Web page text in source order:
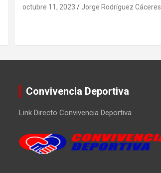
octubre 11, 2023 Jorge Rodríguez Cáceres
Convivencia Deportiva
Link Directo Convivencia Deportiva